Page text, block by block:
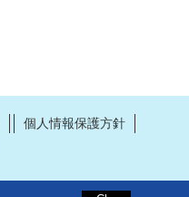
個人情報保護方針